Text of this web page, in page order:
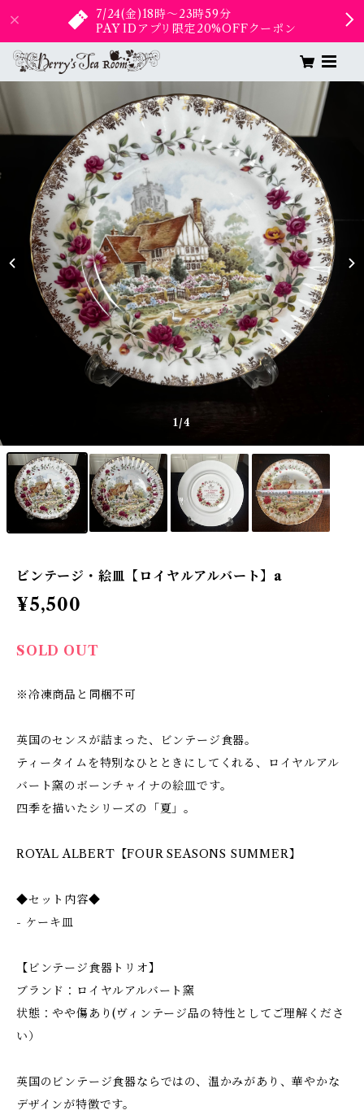
7/24(金)18時〜23時59分
PAY IDアプリ限定20%OFFクーポン
1/4
ビンテージ・絵皿【ロイヤルアルバート】a
¥5,500
SOLD OUT
※冷凍商品と同梱不可
英国のセンスが詰まった、ビンテージ食器。
ティータイムを特別なひとときにしてくれる、ロイヤルアル
バート窯のボーンチャイナの絵皿です。
四季を描いたシリーズの「夏」。
ROYAL ALBERT【FOUR SEASONS SUMMER】
◆セット内容◆
- ケーキ皿
【ビンテージ食器トリオ】
ブランド：ロイヤルアルバート窯
状態：やや傷あり(ヴィンテージ品の特性としてご理解くださ
い）
英国のビンテージ食器ならではの、温かみがあり、華やかな
デザインが特徴です。